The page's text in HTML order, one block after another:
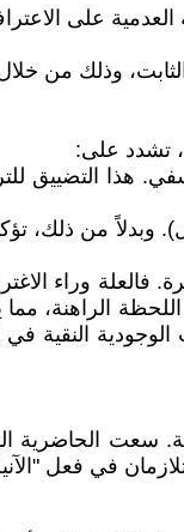
على
وذلك من خلال
تشدد على:
هذا التضييق
وبدلاً من ذلك،
فالعلة وراء
الراهنة،
النقية في
سعت الحاضرية
في فعل